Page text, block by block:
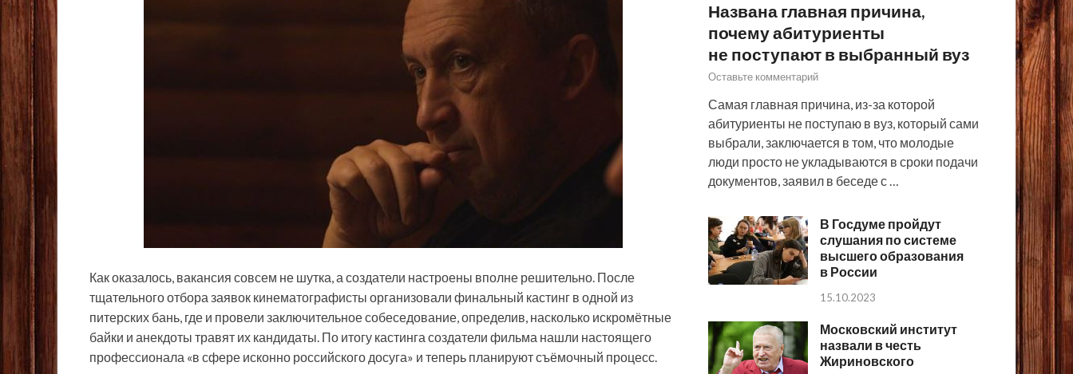
Как оказалось, вакансия совсем не шутка, а создатели настроены вполне решительно. После
тщательного отбора заявок кинематографисты организовали финальный кастинг в одной из
питерских бань, где и провели заключительное собеседование, определив, насколько искромётные
байки и анекдоты травят их кандидаты. По итогу кастинга создатели фильма нашли настоящего
профессионала «в сфере исконно российского досуга» и теперь планируют съёмочный процесс.
Названа главная причина,
почему абитуриенты
не поступают в выбранный вуз
Оставьте комментарий
Самая главная причина, из-за которой
абитуриенты не поступаю в вуз, который сами
выбрали, заключается в том, что молодые
люди просто не укладываются в сроки подачи
документов, заявил в беседе с …
В Госдуме пройдут
слушания по системе
высшего образования
в России
15.10.2023
Московский институт
назвали в честь
Жириновского